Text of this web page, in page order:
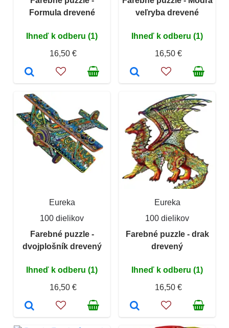
Formula drevené
Ihneď k odberu (1)
16,50 €
veľryba drevené
Ihneď k odberu (1)
16,50 €
Eureka
100 dielikov
Farebné puzzle -
dvojplošník drevený
Ihneď k odberu (1)
16,50 €
Eureka
100 dielikov
Farebné puzzle - drak
drevený
Ihneď k odberu (1)
16,50 €